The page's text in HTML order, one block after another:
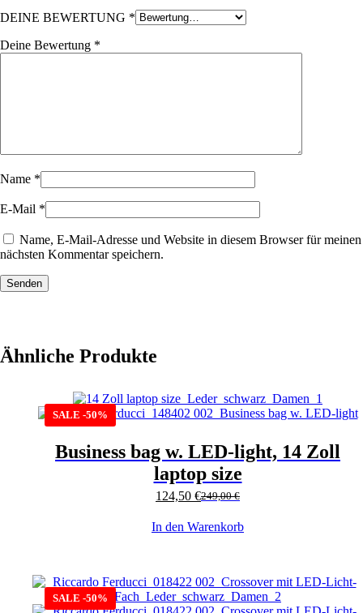
DEINE BEWERTUNG *
Deine Bewertung *
Name *
E-Mail *
Name, E-Mail-Adresse und Website in diesem Browser für meinen
nächsten Kommentar speichern.
Senden
Ähnliche Produkte
SALE -50%
Business bag w. LED-light, 14 Zoll
laptop size
249,00€
124,50 €
In den Warenkorb
SALE -50%